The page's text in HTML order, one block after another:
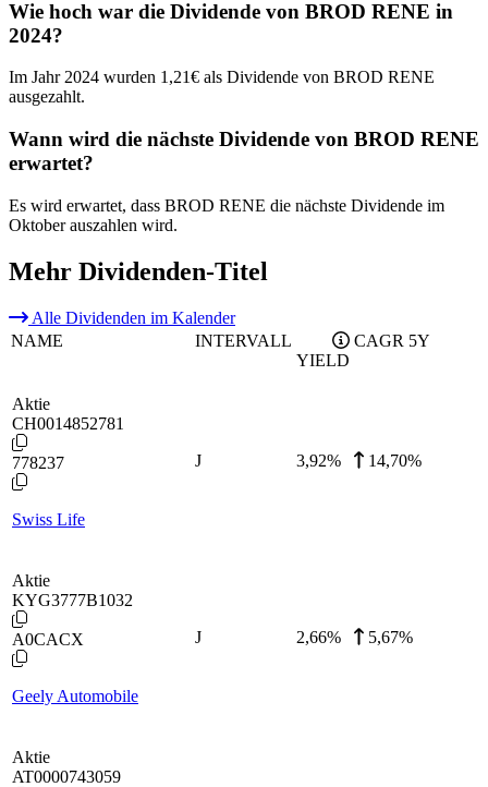
Wie hoch war die Dividende von BROD RENE in
2024?
Im Jahr 2024 wurden 1,21€ als Dividende von BROD RENE
ausgezahlt.
Wann wird die nächste Dividende von BROD RENE
erwartet?
Es wird erwartet, dass BROD RENE die nächste Dividende im
Oktober auszahlen wird.
Mehr Dividenden-Titel
Alle Dividenden im Kalender
NAME
INTERVALL
YIELD
CAGR 5Y
Aktie
CH0014852781
778237
Swiss Life
J 3,92% 14,70%
Aktie
KYG3777B1032
A0CACX
Geely Automobile
J 2,66% 5,67%
Aktie
AT0000743059